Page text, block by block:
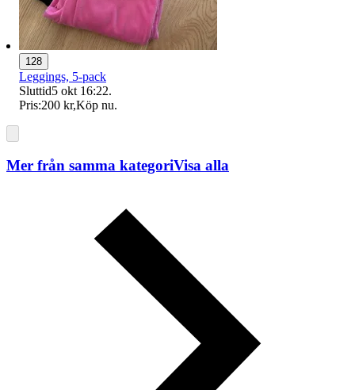
128
Leggings, 5-pack
Sluttid5 okt 16:22.
Pris:200 kr,Köp nu.
Mer från samma kategoriVisa alla